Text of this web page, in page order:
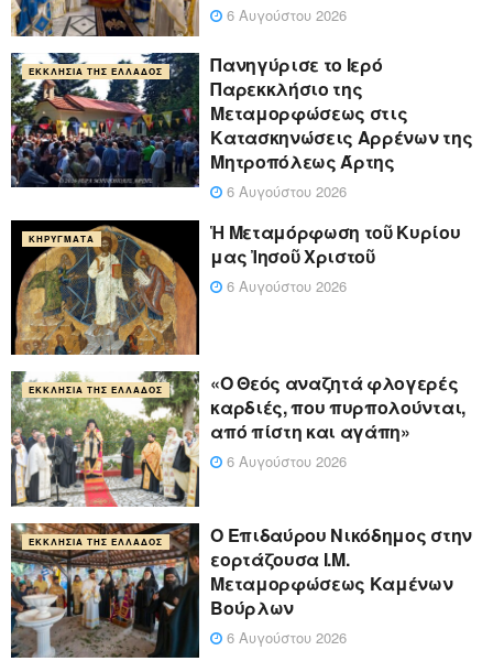
6 Αυγούστου 2026
ΕΚΚΛΗΣΊΑ ΤΗΣ ΕΛΛΆΔΟΣ
Πανηγύρισε το Ιερό
Παρεκκλήσιο της
Μεταμορφώσεως στις
Κατασκηνώσεις Αρρένων της
Μητροπόλεως Άρτης
6 Αυγούστου 2026
ΚΗΡΎΓΜΑΤΑ
Ἡ Μεταμόρφωση τοῦ Κυρίου
μας Ἰησοῦ Χριστοῦ
6 Αυγούστου 2026
ΕΚΚΛΗΣΊΑ ΤΗΣ ΕΛΛΆΔΟΣ
«Ο Θεός αναζητά φλογερές
καρδιές, που πυρπολούνται,
από πίστη και αγάπη»
6 Αυγούστου 2026
ΕΚΚΛΗΣΊΑ ΤΗΣ ΕΛΛΆΔΟΣ
Ο Επιδαύρου Νικόδημος στην
εορτάζουσα Ι.Μ.
Μεταμορφώσεως Καμένων
Βούρλων
6 Αυγούστου 2026